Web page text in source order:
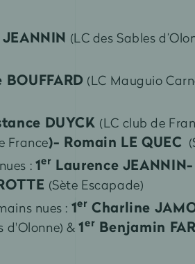
(LC des Sables
(LC Mauguio
DUYCK (LC club de
France)- Romain LE QUEC
: 1er Laurence
(Sète Escapade)
nues : 1er Charline
d'Olonne) &1er Benjamin